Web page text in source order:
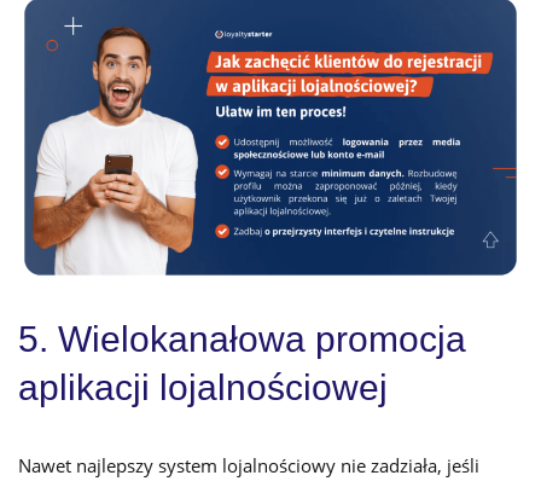
5. Wielokanałowa promocja
aplikacji lojalnościowej
Nawet najlepszy system lojalnościowy nie zadziała, jeśli